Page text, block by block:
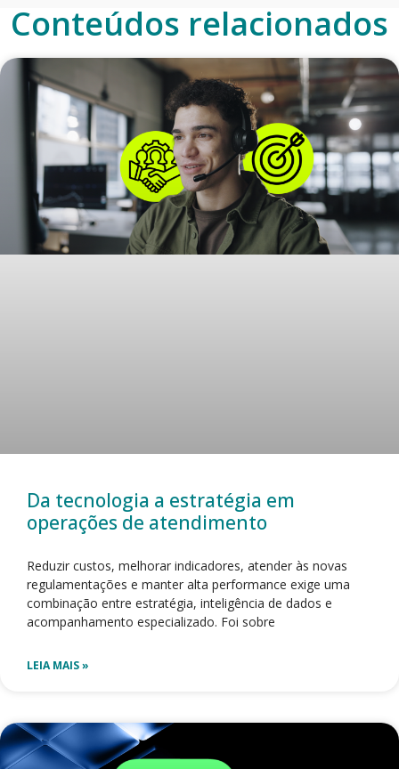
Conteúdos relacionados
Da tecnologia a estratégia em
operações de atendimento
Reduzir custos, melhorar indicadores, atender às novas
regulamentações e manter alta performance exige uma
combinação entre estratégia, inteligência de dados e
acompanhamento especializado. Foi sobre
LEIA MAIS »